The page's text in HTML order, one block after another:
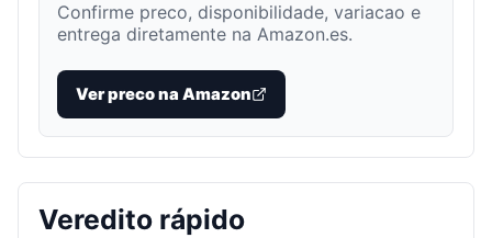
Confirme preco, disponibilidade, variacao e
entrega diretamente na Amazon.es.
Ver preco na Amazon
Veredito rápido